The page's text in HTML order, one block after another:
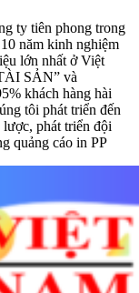
ty tiên phong trong
năm kinh nghiệm
lớn nhất ở Việt
SẢN” và
khách hàng hài
tôi phát triển đến
phát triển đội
quảng cáo in PP